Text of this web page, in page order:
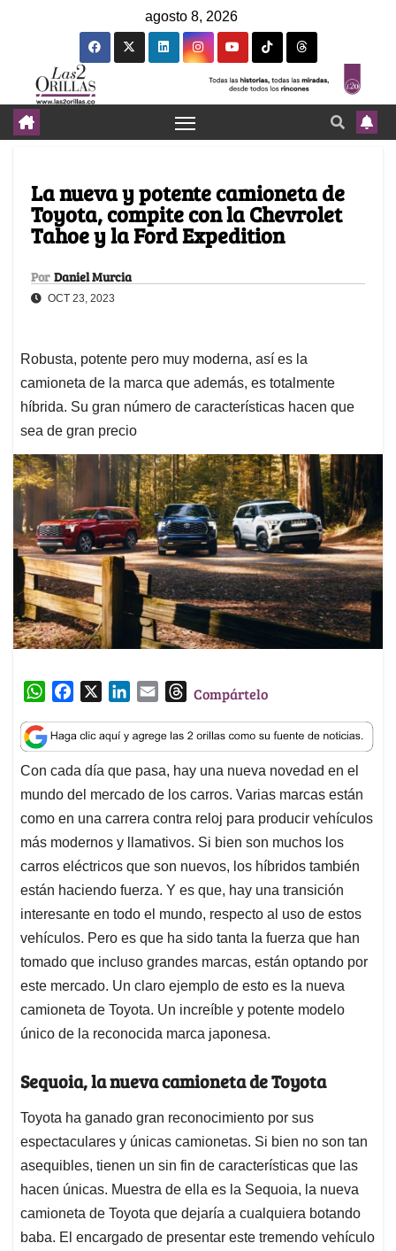
agosto 8, 2026
La nueva y potente camioneta de
Toyota, compite con la Chevrolet
Tahoe y la Ford Expedition
Por Daniel Murcia
OCT 23, 2023
Robusta, potente pero muy moderna, así es la
camioneta de la marca que además, es totalmente
híbrida. Su gran número de características hacen que
sea de gran precio
W
a
t
s
A
p
p
c
e
b
o
o
k
n
k
e
d
I
n
a
i
l
T
r
e
a
d
s
Compártelo
Con cada día que pasa, hay una nueva novedad en el
mundo del mercado de los carros. Varias marcas están
como en una carrera contra reloj para producir vehículos
más modernos y llamativos. Si bien son muchos los
carros eléctricos que son nuevos, los híbridos también
están haciendo fuerza. Y es que, hay una transición
interesante en todo el mundo, respecto al uso de estos
vehículos. Pero es que ha sido tanta la fuerza que han
tomado que incluso grandes marcas, están optando por
este mercado. Un claro ejemplo de esto es la nueva
camioneta de Toyota. Un increíble y potente modelo
único de la reconocida marca japonesa.
Sequoia, la nueva camioneta de Toyota
Toyota ha ganado gran reconocimiento por sus
espectaculares y únicas camionetas. Si bien no son tan
asequibles, tienen un sin fin de características que las
hacen únicas. Muestra de ella es la Sequoia, la nueva
camioneta de Toyota que dejaría a cualquiera botando
baba. El encargado de presentar este tremendo vehículo